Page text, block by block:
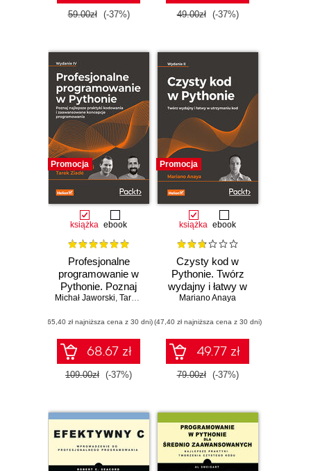
59.00zł (-37%) 49.00zł (-37%)
Promocja
książka ebook
Profesjonalne
programowanie w
Pythonie. Poznaj
najlepsze praktyki
zaawansowane
koncepcje
programowania.
Wydanie IV
Michał Jaworski, Tarek Ziadé
(65,40 zł najniższa cena z 30 dni)
68.67 zł
109.00zł (-37%)
Promocja
książka ebook
Czysty kod w
Pythonie. Twórz
wydajny i łatwy w
utrzymaniu kod.
Mariano Anaya
(47,40 zł najniższa cena z 30 dni)
49.77 zł
79.00zł (-37%)